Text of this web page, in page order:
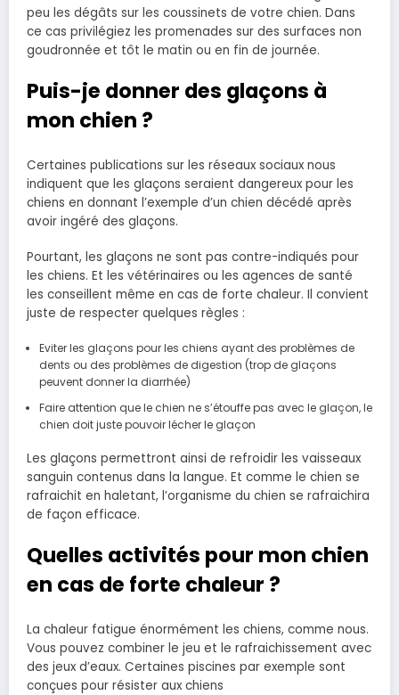
peu les dégâts sur les coussinets de votre chien. Dans
ce cas privilégiez les promenades sur des surfaces non
goudronnée et tôt le matin ou en fin de journée.
Puis-je donner des glaçons à
mon chien ?
Certaines publications sur les réseaux sociaux nous
indiquent que les glaçons seraient dangereux pour les
chiens en donnant l’exemple d’un chien décédé après
avoir ingéré des glaçons.
Pourtant, les glaçons ne sont pas contre-indiqués pour
les chiens. Et les vétérinaires ou les agences de santé
les conseillent même en cas de forte chaleur. Il convient
juste de respecter quelques règles :
Eviter les glaçons pour les chiens ayant des problèmes de
dents ou des problèmes de digestion (trop de glaçons
peuvent donner la diarrhée)
Faire attention que le chien ne s’étouffe pas avec le glaçon, le
chien doit juste pouvoir lécher le glaçon
Les glaçons permettront ainsi de refroidir les vaisseaux
sanguin contenus dans la langue. Et comme le chien se
rafraichit en haletant, l’organisme du chien se rafraichira
de façon efficace.
Quelles activités pour mon chien
en cas de forte chaleur ?
La chaleur fatigue énormément les chiens, comme nous.
Vous pouvez combiner le jeu et le rafraichissement avec
des jeux d’eaux. Certaines piscines par exemple sont
conçues pour résister aux chiens